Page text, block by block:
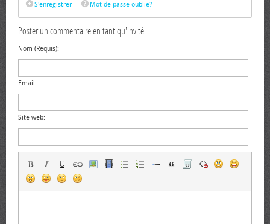
S'enregistrer Mot de passe oublié?
Poster un commentaire en tant qu'invité
Nom (Requis):
Email:
Site web: